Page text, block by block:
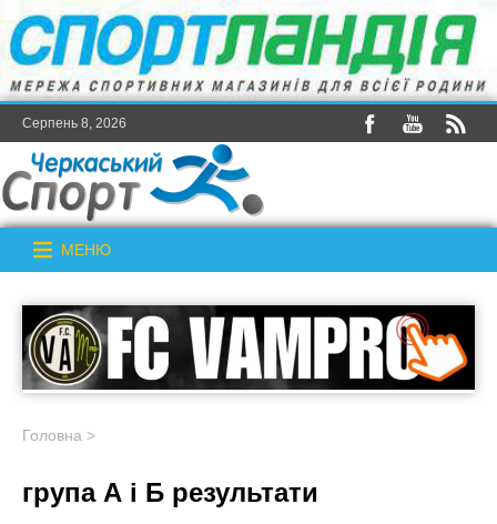
Серпень 8, 2026
МЕНЮ
Головна >
група А і Б результати